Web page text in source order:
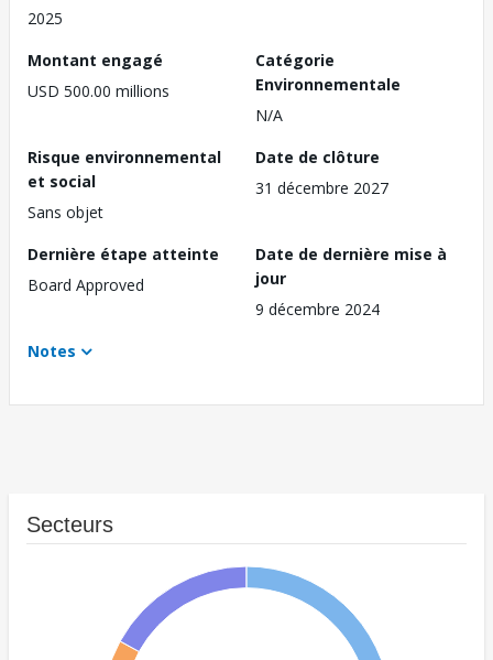
2025
Montant engagé
USD 500.00 millions
Catégorie
Environnementale
N/A
Risque environnemental
et social
Sans objet
Date de clôture
31 décembre 2027
Dernière étape atteinte
Board Approved
Date de dernière mise à
jour
9 décembre 2024
Notes
Secteurs